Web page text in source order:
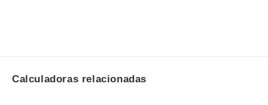
Calculadoras relacionadas